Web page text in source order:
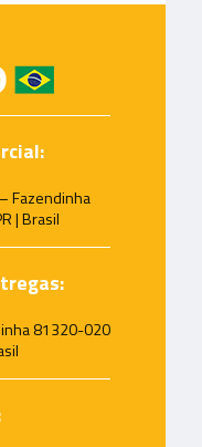
Fazendinha
| Brasil
81320-020